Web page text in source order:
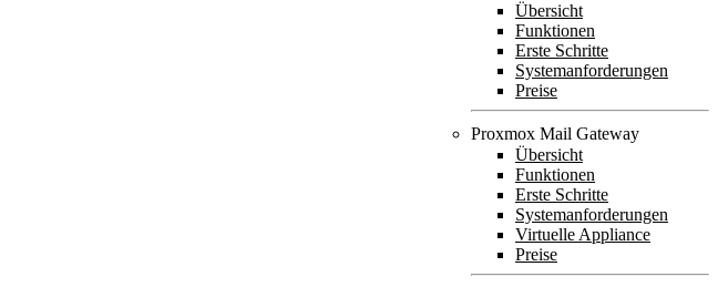
Übersicht
Funktionen
Erste Schritte
Systemanforderungen
Preise
Proxmox Mail Gateway
Übersicht
Funktionen
Erste Schritte
Systemanforderungen
Virtuelle Appliance
Preise